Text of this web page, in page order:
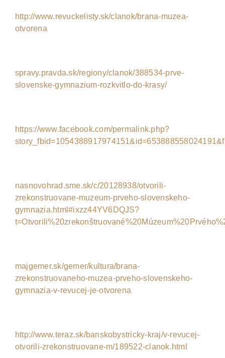
http://www.revuckelisty.sk/clanok/brana-muzea-
otvorena
spravy.pravda.sk/regiony/clanok/388534-prve-
slovenske-gymnazium-rozkvitlo-do-krasy/
https://www.facebook.com/permalink.php?
nasnovohrad.sme.sk/c/20128938/otvorili-
zrekonstruovane-muzeum-prveho-slovenskeho-
gymnazia.html#ixzz44YV6DQJS?
majgemer.sk/gemer/kultura/brana-
zrekonstruovaneho-muzea-prveho-slovenskeho-
gymnazia-v-revucej-je-otvorena
http://www.teraz.sk/banskobystricky-kraj/v-revucej-
otvorili-zrekonstruovane-m/189522-clanok.html